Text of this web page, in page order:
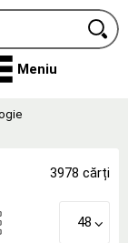
Meniu
3978 cărți
48